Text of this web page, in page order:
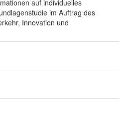
auf individuelles
im Auftrag des
Innovation und